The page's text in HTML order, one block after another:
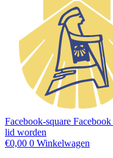
Facebook-square Facebook
lid worden
€0,00 0 Winkelwagen